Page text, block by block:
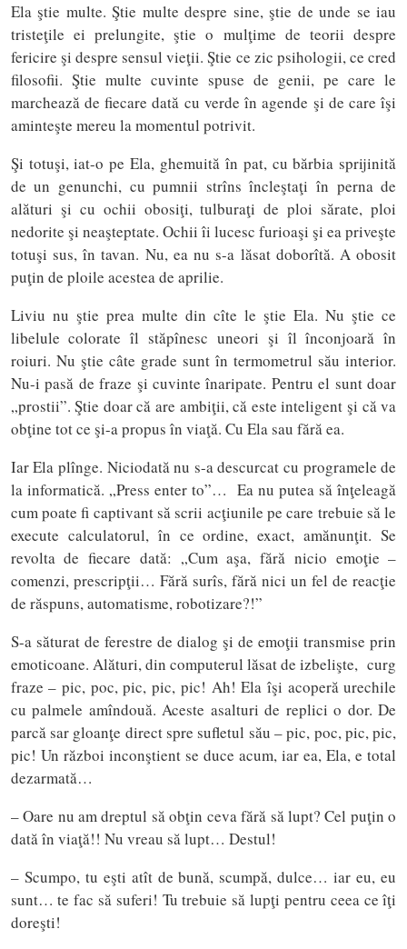
Ela ştie multe. Ştie multe despre sine, ştie de unde se iau
tristeţile ei prelungite, ştie o mulţime de teorii despre
fericire şi despre sensul vieţii. Ştie ce zic psihologii, ce cred
filosofii. Ştie multe cuvinte spuse de genii, pe care le
marchează de fiecare dată cu verde în agende şi de care îşi
aminteşte mereu la momentul potrivit.
Şi totuşi, iat-o pe Ela, ghemuită în pat, cu bărbia sprijinită
de un genunchi, cu pumnii strîns încleştaţi în perna de
alături şi cu ochii obosiţi, tulburaţi de ploi sărate, ploi
nedorite şi neaşteptate. Ochii îi lucesc furioaşi şi ea priveşte
totuşi sus, în tavan. Nu, ea nu s-a lăsat doborîtă. A obosit
puţin de ploile acestea de aprilie.
Liviu nu ştie prea multe din cîte le ştie Ela. Nu ştie ce
libelule colorate îl stăpînesc uneori şi îl înconjoară în
roiuri. Nu ştie câte grade sunt în termometrul său interior.
Nu-i pasă de fraze şi cuvinte înaripate. Pentru el sunt doar
„prostii”. Ştie doar că are ambiţii, că este inteligent şi că va
obţine tot ce şi-a propus în viaţă. Cu Ela sau fără ea.
Iar Ela plînge. Niciodată nu s-a descurcat cu programele de
la informatică. „Press enter to”… Ea nu putea să înţeleagă
cum poate fi captivant să scrii acţiunile pe care trebuie să le
execute calculatorul, în ce ordine, exact, amănunţit. Se
revolta de fiecare dată: „Cum aşa, fără nicio emoţie –
comenzi, prescripţii… Fără surîs, fără nici un fel de reacţie
de răspuns, automatisme, robotizare?!”
S-a săturat de ferestre de dialog şi de emoţii transmise prin
emoticoane. Alături, din computerul lăsat de izbelişte, curg
fraze – pic, poc, pic, pic, pic! Ah! Ela îşi acoperă urechile
cu palmele amîndouă. Aceste asalturi de replici o dor. De
parcă sar gloanţe direct spre sufletul său – pic, poc, pic, pic,
pic! Un război inconştient se duce acum, iar ea, Ela, e total
dezarmată…
– Oare nu am dreptul să obţin ceva fără să lupt? Cel puţin o
dată în viaţă!! Nu vreau să lupt… Destul!
– Scumpo, tu eşti atît de bună, scumpă, dulce… iar eu, eu
sunt… te fac să suferi! Tu trebuie să lupţi pentru ceea ce îţi
doreşti!